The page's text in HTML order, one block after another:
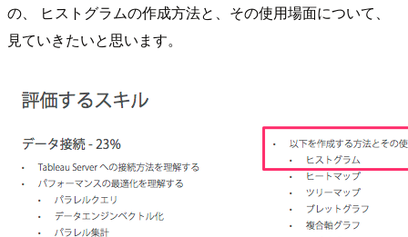
の、 ヒストグラムの作成方法と、その使用場面について、
見ていきたいと思います。